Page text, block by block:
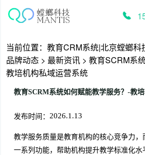
当前位置： 教育CRM系统|北京螳螂科
品牌动态 > 最新资讯 > 教育SCRM系
教培机构私域运营系统
教育SCRM系统如何赋能教学服务？-教
发布时间： 2026.1.13
教学服务质量是教育机构的核心竞争力
一系列功能，帮助机构提升教学标准化